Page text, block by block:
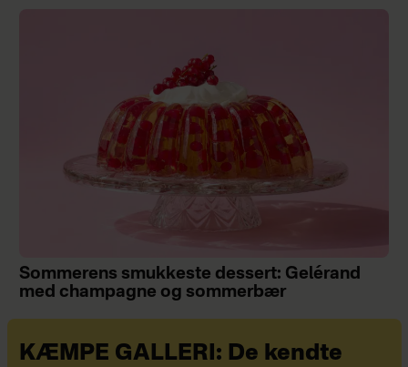
Sommerens smukkeste dessert: Gelérand
med champagne og sommerbær
KÆMPE GALLERI: De kendte